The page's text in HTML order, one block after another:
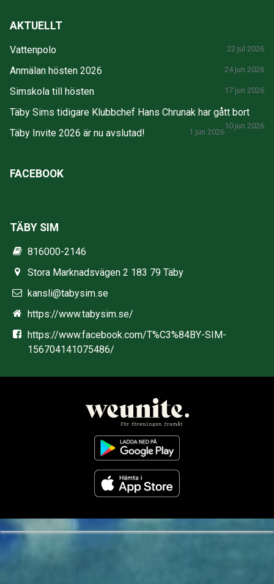
AKTUELLT
Vattenpolo 22 jul 2026
Anmälan hösten 2026 24 jun 2026
Simskola till hösten 17 jun 2026
Täby Sims tidigare Klubbchef Hans Chrunak har gått bort
10 jun 2026
Täby Invite 2026 är nu avslutad! 1 jun 2026
FACEBOOK
TÄBY SIM
816000-2146
Stora Marknadsvägen 2 183 79 Täby
kansli@tabysim.se
https://www.tabysim.se/
https://www.facebook.com/T%C3%84BY-SIM-
156704141075486/